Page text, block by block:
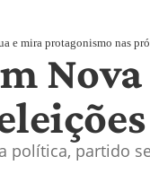
e mira protagonismo nas
política, partido